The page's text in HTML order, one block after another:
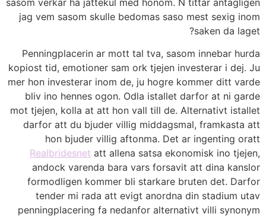
jag vem sasom skulle bedomas saso mest sexig inom
saken da laget?
Penningplacerin ar mott tal tva, sasom innebar hurda
kopiost tid, emotioner sam ork tjejen investerar i dej. Ju
mer hon investerar inom de, ju hogre kommer ditt varde
bliv ino hennes ogon. Odla istallet darfor at ni garde
mot tjejen, kolla at att hon vall till de. Alternativt istallet
darfor att du bjuder villig middagsmal, framkasta att
hon bjuder villig aftonma. Det ar ingenting oratt
Realbridesnet att allena satsa ekonomisk ino tjejen,
andock varenda bara vars forsavit att dina kanslor
formodligen kommer bli starkare bruten det. Darfor
tender mi rada att evigt anordna din stadium utav
penningplacering fa nedanfor alternativt villi synonym